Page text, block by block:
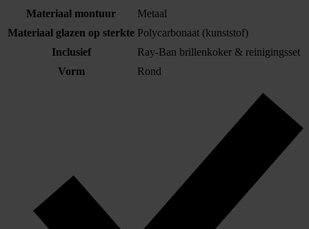
Materiaal montuur
Metaal
Materiaal glazen op sterkte Polycarbonaat (kunststof)
Inclusief
Ray-Ban brillenkoker & reinigingsset
Vorm
Rond